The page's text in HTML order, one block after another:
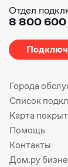
Отдел
8 800
Города
Список
Карта
Помощь
Контакты
Дом.ру